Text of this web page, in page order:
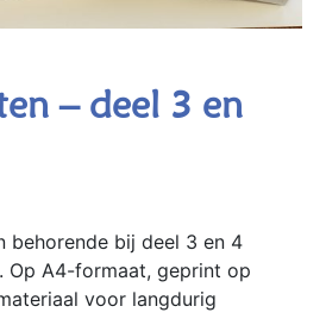
– deel 3 en
behorende bij deel 3 en 4
Op A4-formaat, geprint op
voor langdurig